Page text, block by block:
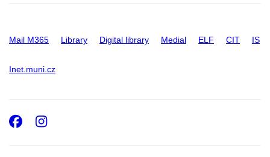
Mail M365 Library Digital library Medial ELF CIT IS
Inet.muni.cz
Facebook
Instagram